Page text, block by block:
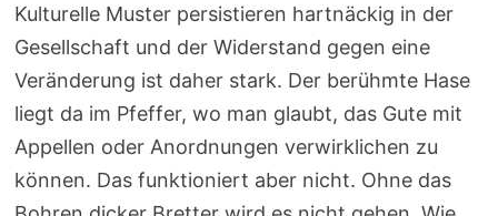
Kulturelle Muster persistieren hartnäckig in der
Gesellschaft und der Widerstand gegen eine
Veränderung ist daher stark. Der berühmte Hase
liegt da im Pfeffer, wo man glaubt, das Gute mit
Appellen oder Anordnungen verwirklichen zu
können. Das funktioniert aber nicht. Ohne das